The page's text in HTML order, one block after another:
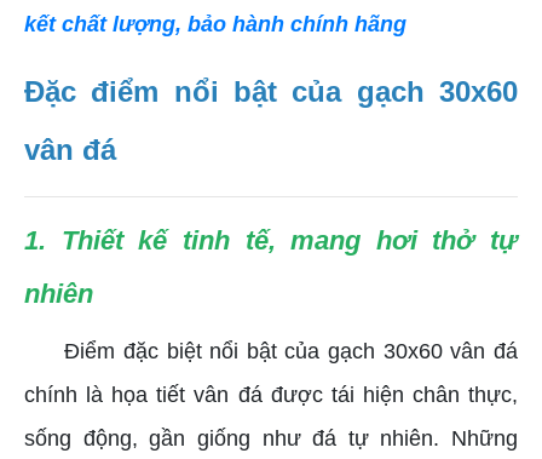
kết chất lượng, bảo hành chính hãng
Đặc điểm nổi bật của gạch 30x60
vân đá
1. Thiết kế tinh tế, mang hơi thở tự
nhiên
Điểm đặc biệt nổi bật của gạch 30x60 vân đá
chính là họa tiết vân đá được tái hiện chân thực,
sống động, gần giống như đá tự nhiên. Những